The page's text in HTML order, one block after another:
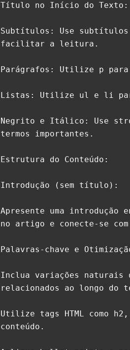
Título no Início do Texto:
Subtítulos: Use subtítulos
facilitar a leitura.
Parágrafos: Utilize p
Listas: Utilize ul e li
Negrito e Itálico: Use
termos importantes.
Estrutura do Conteúdo:
Introdução (sem título):
Apresente uma introdução
no artigo e conecte-se
Palavras-chave e
Inclua variações naturais
relacionados ao longo do
Utilize tags HTML como
conteúdo.